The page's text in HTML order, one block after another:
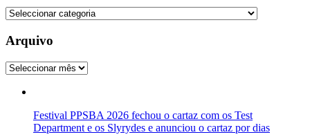
Categorias
Arquivo
Arquivo
Festival PPSBA 2026 fechou o cartaz com os Test
Department e os Slyrydes e anunciou o cartaz por dias